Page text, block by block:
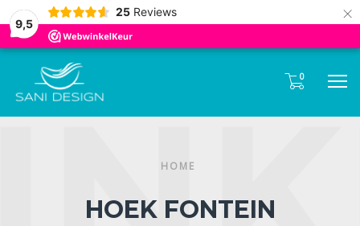
9,5
25 Reviews ×
085- 0600 330
0
HOME
HOEK FONTEIN